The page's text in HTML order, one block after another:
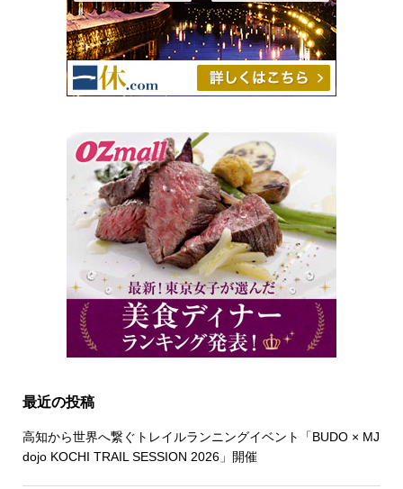
最近の投稿
高知から世界へ繋ぐトレイルランニングイベント「BUDO × MJ
dojo KOCHI TRAIL SESSION 2026」開催